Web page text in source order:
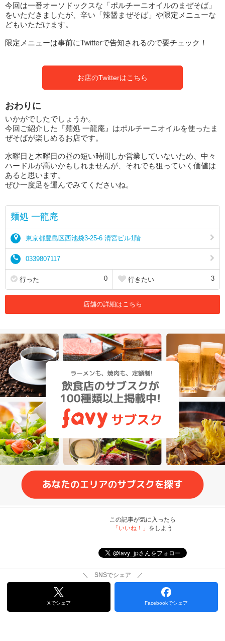
今回は一番オーソドックスな「ポルチーニオイルのまぜそば」
をいただきましたが、辛い「辣醤まぜそば」や限定メニューな
どもいただけます。
限定メニューは事前にTwitterで告知されるので要チェック！
お店のTwitterはこちら
おわりに
いかがでしたでしょうか。
今回ご紹介した『麺処 一龍庵』はポルチーニオイルを使ったま
ぜそばが楽しめるお店です。
水曜日と木曜日の昼の短い時間しか営業していないため、中々
ハードルが高いかもしれませんが、それでも狙っていく価値は
あると思います。
ぜひ一度足を運んでみてくださいね。
麺処 一龍庵
東京都豊島区西池袋3-25-6 清宮ビル1階
0339807117
行った 0 行きたい 3
店舗の詳細はこちら
この記事が気に入ったら
「いいね！」 をしよう
＼ SNSでシェア ／
Xでシェア Facebookでシェア